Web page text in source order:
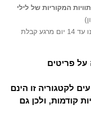
המקוריות של לילי
ניתן לבצע החלפה\החזרה בחנות שלנו עד 14 יום מרגע קבלת
פריטים
לקטגוריה זו הינם
קודמות, ולכן גם